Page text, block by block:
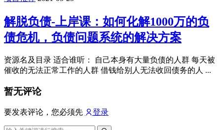
解脱负债-上岸课：如何化解1000万的负
债危机，负债问题系统的解决方案
资源名及目录 适合谁听： 自己本身有大量负债的人群 每天被
催收的无法正常工作的人群 借钱给别人无法收回债务的人 ...
暂无评论
要发表评论，您必须先 登录